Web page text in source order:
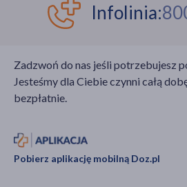
Infolinia:
Zadzwoń do nas jeśli potrzebujesz
Jesteśmy dla Ciebie czynni całą
bezpłatnie.
Pobierz aplikację mobilną Doz.pl